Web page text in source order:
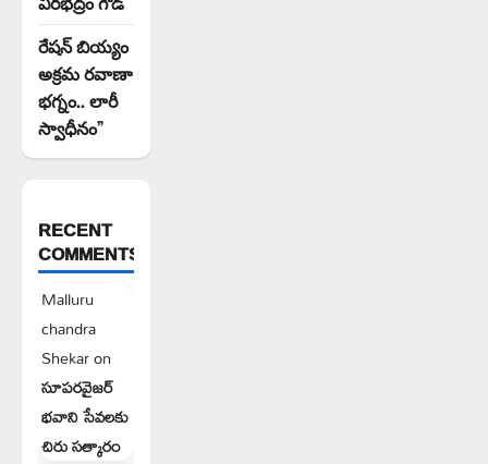
రేషన్ బియ్యం
అక్రమ రవాణా
భగ్నం.. లారీ
స్వాధీనం”
RECENT
COMMENTS
Malluru
chandra
Shekaron
సూపరవైజర్
భవాని సేవలకు
చిరు సత్కారం